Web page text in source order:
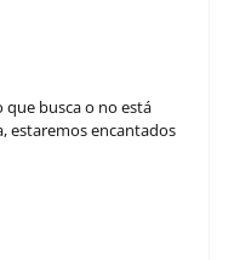
que busca o no está
estaremos encantados